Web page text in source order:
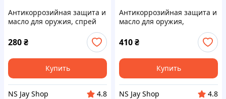
Антикоррозийная защита и
масло для оружия, спрей
280₴
Купить
NS Jay Shop
4.8
Антикоррозийная защита и
масло для оружия,
капельный дозатор Brunox
Gun Care 100ml
410₴
Купить
NS Jay Shop
4.8